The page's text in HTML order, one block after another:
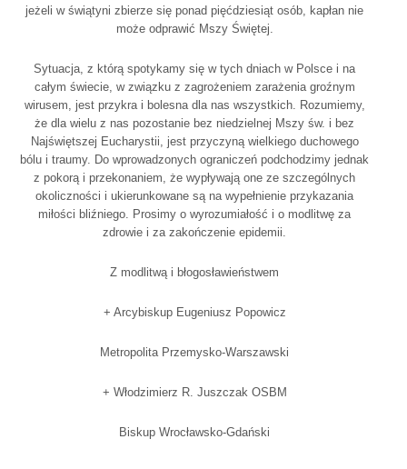
jeżeli w świątyni zbierze się ponad pięćdziesiąt osób, kapłan nie
może odprawić Mszy Świętej.
Sytuacja, z którą spotykamy się w tych dniach w Polsce i na
całym świecie, w związku z zagrożeniem zarażenia groźnym
wirusem, jest przykra i bolesna dla nas wszystkich. Rozumiemy,
że dla wielu z nas pozostanie bez niedzielnej Mszy św. i bez
Najświętszej Eucharystii, jest przyczyną wielkiego duchowego
bólu i traumy. Do wprowadzonych ograniczeń podchodzimy jednak
z pokorą i przekonaniem, że wypływają one ze szczególnych
okoliczności i ukierunkowane są na wypełnienie przykazania
miłości bliźniego. Prosimy o wyrozumiałość i o modlitwę za
zdrowie i za zakończenie epidemii.
Z modlitwą i błogosławieństwem
+ Arcybiskup Eugeniusz Popowicz
Metropolita Przemysko-Warszawski
+ Włodzimierz R. Juszczak OSBM
Biskup Wrocławsko-Gdański